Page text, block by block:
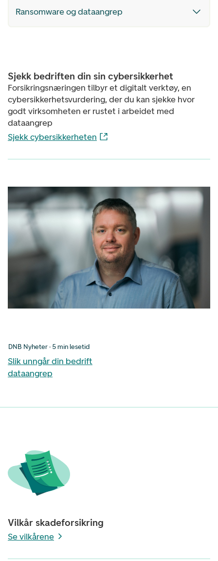
Ransomware og dataangrep
Sjekk bedriften din sin cybersikkerhet
Forsikringsnæringen tilbyr et digitalt verktøy, en
cybersikkerhetsvurdering, der du kan sjekke hvor
godt virksomheten er rustet i arbeidet med
dataangrep
Sjekk cybersikkerheten
DNB Nyheter · 5 min lesetid
Slik unngår din bedrift
dataangrep
Vilkår skadeforsikring
Se vilkårene